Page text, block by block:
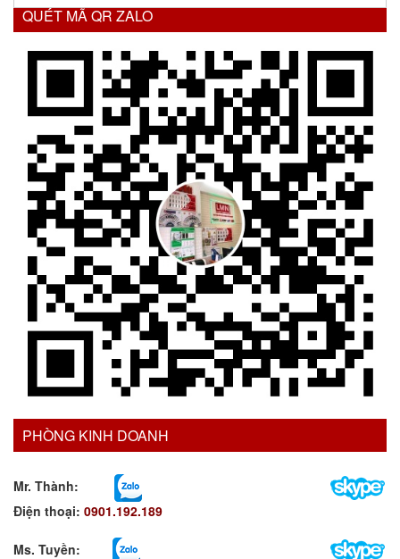
QUÉT MÃ QR ZALO
PHÒNG KINH DOANH
Mr. Thành:
Điện thoại: 0901.192.189
Ms. Tuyền: